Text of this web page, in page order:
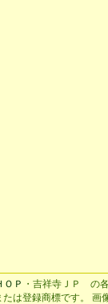
ＯＰ ・吉祥寺ＪＰ の
は登録商標です。 画